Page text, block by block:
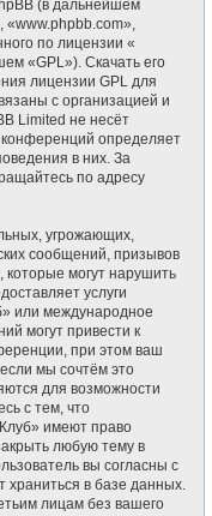
(в дальнейшем
по лицензии «
«GPL»). Скачать его
лицензии GPL для
с организацией и
Limited не несёт
конференций определяет
в них. За
по адресу
угрожающих,
сообщений, призывов
могут нарушить
услуги
или международное
могут привести к
при этом ваш
мы сочтём это
для возможности
с тем, что
имеют право
любую тему в
вы согласны с
в базе данных.
лицам без вашего